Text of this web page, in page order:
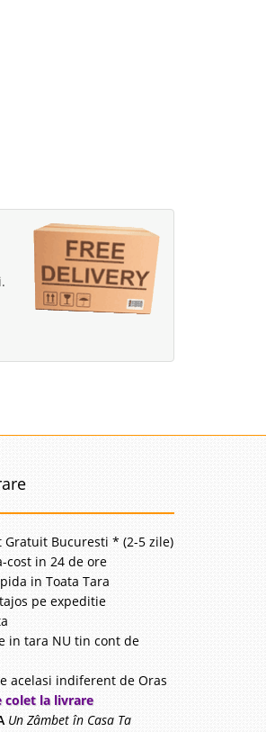
Gratuit Bucuresti * (2-5 zile)
cost in 24 de ore
in Toata Tara
pe expeditie
in tara NU tin cont de
acelasi indiferent de Oras
colet la livrare
Un Zâmbet în Casa Ta